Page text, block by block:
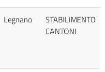
Legnano
STABILIMENTO
CANTONI